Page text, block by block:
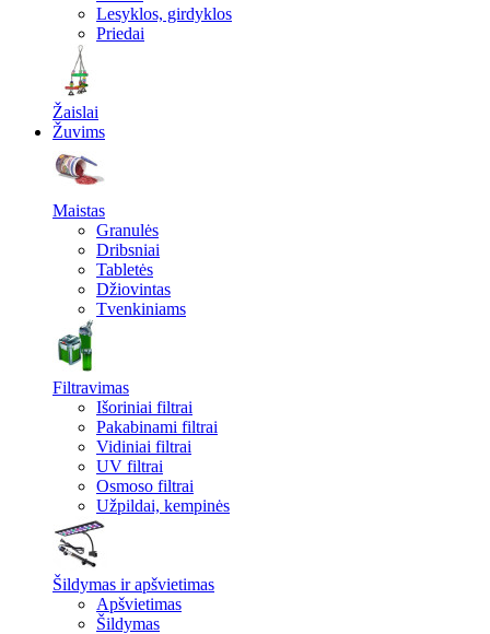
Lesyklos, girdyklos
Priedai
Žaislai
Žuvims
Maistas
Granulės
Dribsniai
Tabletės
Džiovintas
Tvenkiniams
Filtravimas
Išoriniai filtrai
Pakabinami filtrai
Vidiniai filtrai
UV filtrai
Osmoso filtrai
Užpildai, kempinės
Šildymas ir apšvietimas
Apšvietimas
Šildymas